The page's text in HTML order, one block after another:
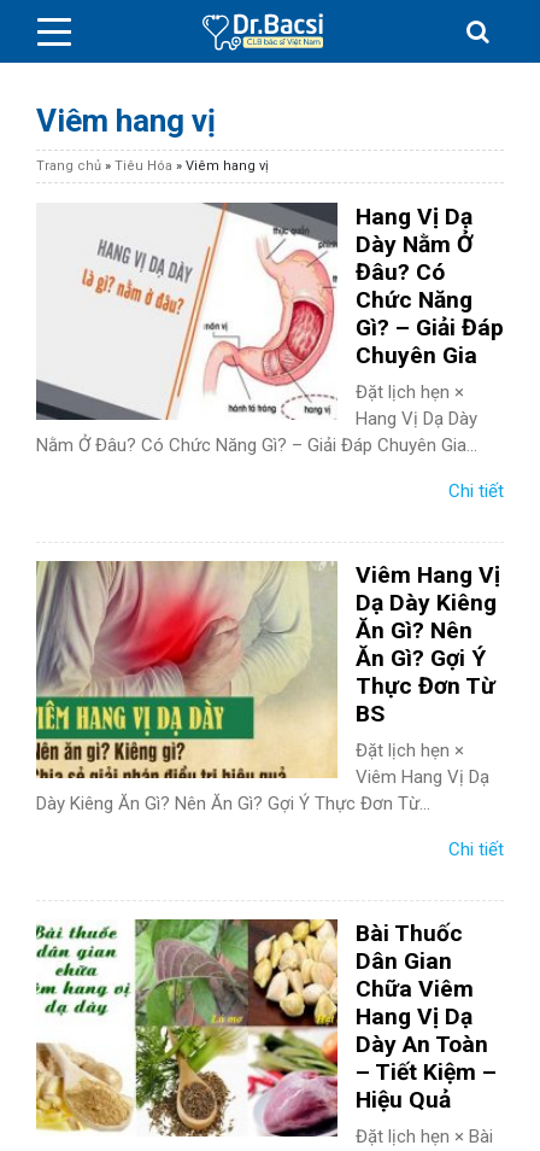
BỆNH DA LIỄU
BỆNH PHỤ KHOA
SỨC KHỎE GIỚI TÍNH
TIÊU HÓA
DA LIỄU THẨM MỸ
NHA KHOA
Viêm hang vị
Trang chủ » Tiêu Hóa » Viêm hang vị
Hang Vị Dạ
Dày Nằm Ở
Đâu? Có
Chức Năng
Gì? – Giải Đáp
Chuyên Gia
Đặt lịch hẹn ×
Hang Vị Dạ Dày
Nằm Ở Đâu? Có Chức Năng Gì? – Giải Đáp Chuyên Gia...
Chi tiết
Viêm Hang Vị
Dạ Dày Kiêng
Ăn Gì? Nên
Ăn Gì? Gợi Ý
Thực Đơn Từ
BS
Đặt lịch hẹn ×
Viêm Hang Vị Dạ
Dày Kiêng Ăn Gì? Nên Ăn Gì? Gợi Ý Thực Đơn Từ...
Chi tiết
Bài Thuốc
Dân Gian
Chữa Viêm
Hang Vị Dạ
Dày An Toàn
– Tiết Kiệm –
Hiệu Quả
Đặt lịch hẹn × Bài